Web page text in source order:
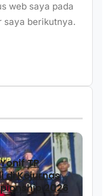
web saya pada
saya berikutnya.
TP
di Kejurnas
2026